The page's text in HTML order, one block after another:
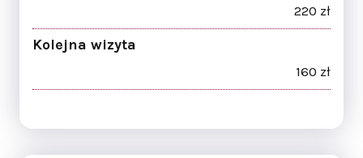
220 zł
Kolejna wizyta
160 zł